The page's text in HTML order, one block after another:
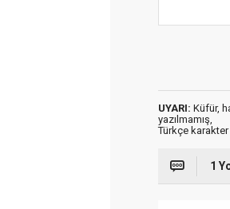
UYARI: Küfür,
yazılmamış,
Türkçe karakter
1